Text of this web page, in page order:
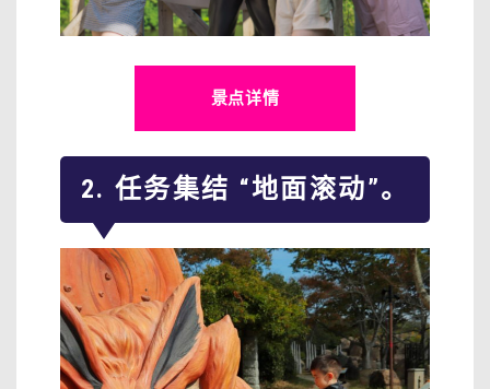
景点详情
2. 任务集结 “地面滚动”。